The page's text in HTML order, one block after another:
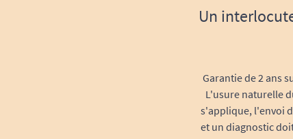
Un
Garantie de 2 ans
L'usure naturelle
s'applique, l'envoi
et un diagnostic